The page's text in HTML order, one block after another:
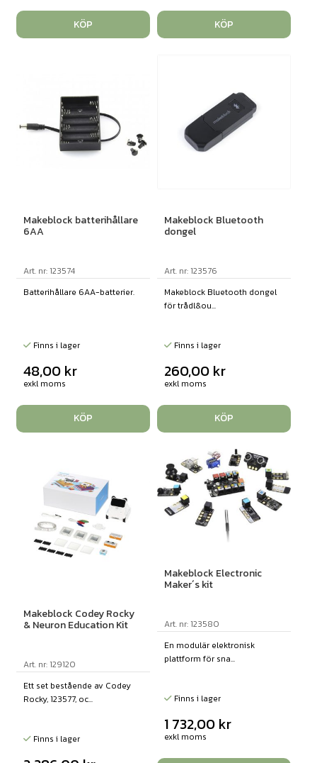
KÖP KÖP
Makeblock batterihållare
6AA
Art. nr: 123574
Batterihållare 6AA-batterier.
Finns i lager
48,00 kr
exkl moms
KÖP
Makeblock Bluetooth
dongel
Art. nr: 123576
Makeblock Bluetooth dongel
för trådl&ou...
Finns i lager
260,00 kr
exkl moms
KÖP
Makeblock Codey Rocky
& Neuron Education Kit
Art. nr: 129120
Ett set bestående av Codey
Rocky, 123577, oc...
Finns i lager
Makeblock Electronic
Maker´s kit
Art. nr: 123580
En modulär elektronisk
plattform för sna...
Finns i lager
1 732,00 kr
exkl moms